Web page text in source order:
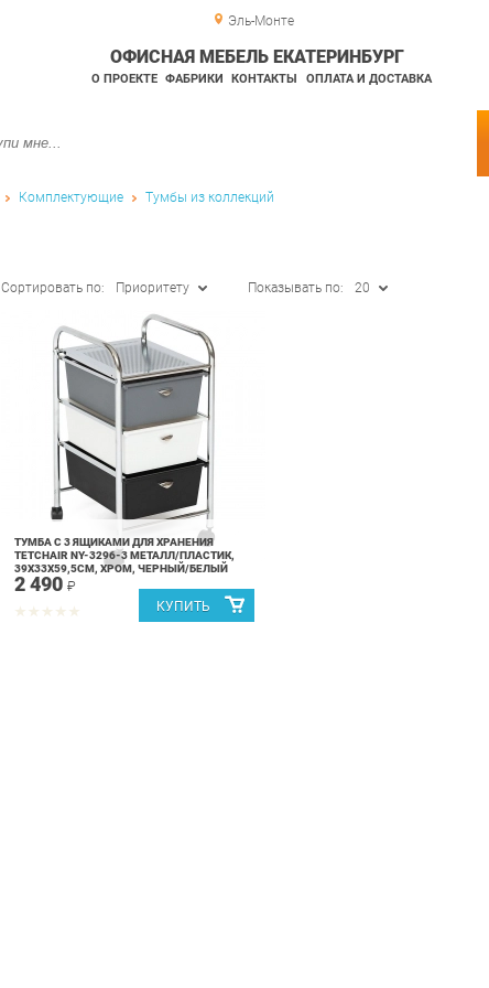
Эль-Монте
ОФИСНАЯ МЕБЕЛЬ ЕКАТЕРИНБУРГ
О ПРОЕКТЕ ФАБРИКИ КОНТАКТЫ ОПЛАТА И ДОСТАВКА
Комплектующие Тумбы из коллекций
Сортировать по: Приоритету Показывать по: 20
ТУМБА C 3 ЯЩИКАМИ ДЛЯ ХРАНЕНИЯ
TETCHAIR NY-3296-3 МЕТАЛЛ/ПЛАСТИК,
39Х33Х59,5СМ, ХРОМ, ЧЕРНЫЙ/БЕЛЫЙ
2 490 ₽